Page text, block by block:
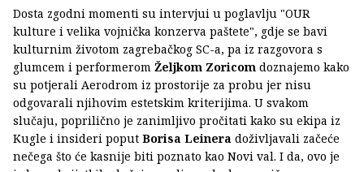
Dosta zgodni momenti su intervjui u poglavlju "OUR
kulture i velika vojnička konzerva paštete", gdje se bavi
kulturnim životom zagrebačkog SC-a, pa iz razgovora s
glumcem i performerom Željkom Zoricom doznajemo kako
su potjerali Aerodrom iz prostorije za probu jer nisu
odgovarali njihovim estetskim kriterijima. U svakom
slučaju, poprilično je zanimljivo pročitati kako su ekipa iz
Kugle i insideri poput Borisa Leinera doživljavali začeće
nečega što će kasnije biti poznato kao Novi val. I da, ovo je